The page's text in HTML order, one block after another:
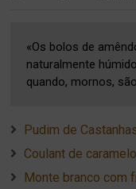
«Os bolos de
naturalmente
quando, mornos,
Pudim de
Coulant de caramelo
Monte branco com